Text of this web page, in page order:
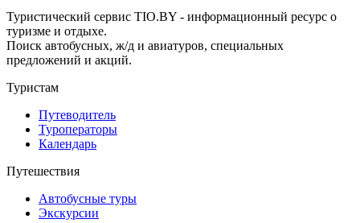
Туристический сервис TIO.BY - информационный ресурс о
туризме и отдыхе.
Поиск автобусных, ж/д и авиатуров, специальных
предложений и акций.
Туристам
Путеводитель
Туроператоры
Календарь
Путешествия
Автобусные туры
Экскурсии